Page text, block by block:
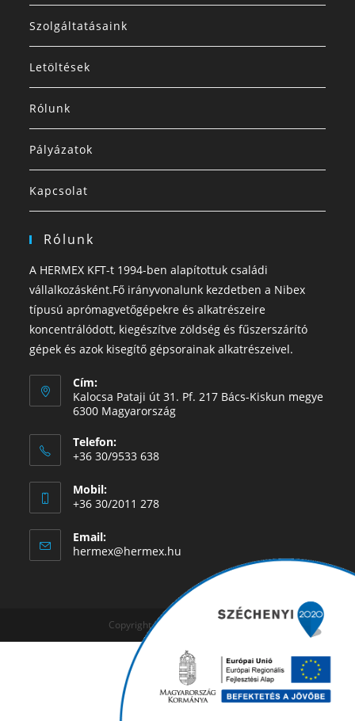
Szolgáltatásaink
Letöltések
Rólunk
Pályázatok
Kapcsolat
Rólunk
A HERMEX KFT-t 1994-ben alapítottuk családi
vállalkozásként.Fő irányvonalunk kezdetben a Nibex
típusú aprómagvetőgépekre és alkatrészeire
koncentrálódott, kiegészítve zöldség és fűszerszárító
gépek és azok kisegítő gépsorainak alkatrészeivel.
Cím:
Kalocsa Pataji út 31. Pf. 217 Bács-Kiskun megye
6300 Magyarország
Telefon:
+36 30/9533 638
Mobil:
+36 30/2011 278
Email:
hermex@hermex.hu
Copyright © 2019 - Hermex Kft.